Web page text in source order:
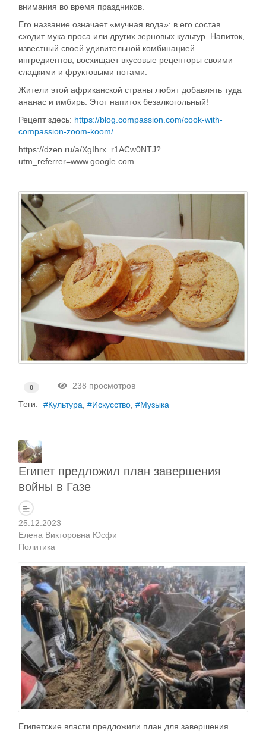
внимания во время праздников.
Его название означает «мучная вода»: в его состав
сходит мука проса или других зерновых культур. Напиток,
известный своей удивительной комбинацией
ингредиентов, восхищает вкусовые рецепторы своими
сладкими и фруктовыми нотами.
Жители этой африканской страны любят добавлять туда
ананас и имбирь. Этот напиток безалкогольный!
Рецепт здесь: https://blog.compassion.com/cook-with-
compassion-zoom-koom/
https://dzen.ru/a/XgIhrx_r1ACw0NTJ?
utm_referrer=www.google.com
0
238 просмотров
Теги:
Культура Искусство Музыка
Египет предложил план завершения
войны в Газе
25.12.2023
Елена Викторовна Юсфи
Политика
Египетские власти предложили план для завершения